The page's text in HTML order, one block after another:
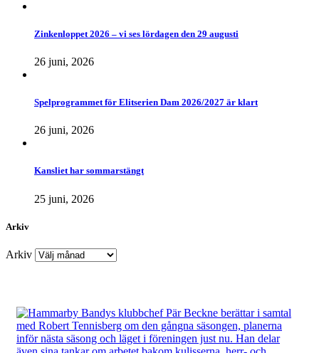
Zinkenloppet 2026 – vi ses lördagen den 29 augusti
26 juni, 2026
Spelprogrammet för Elitserien Dam 2026/2027 är klart
26 juni, 2026
Kansliet har sommarstängt
25 juni, 2026
Arkiv
Arkiv